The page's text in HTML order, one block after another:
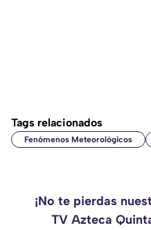
Tags relacionados
Fenómenos Meteorológicos
¡No te pierdas
TV Azteca